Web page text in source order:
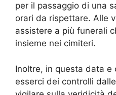
per il passaggio di una
orari da rispettare. Alle
assistere a più funerali
insieme nei cimiteri.
Inoltre, in questa data e
esserci dei controlli